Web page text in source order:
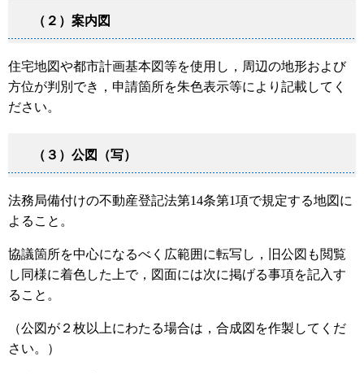
（２）案内図
住宅地図や都市計画基本図等を使用し，周辺の地形および
方位が判別でき，申請箇所を朱色表示等により記載してく
ださい。
（３）公図（写）
法務局備付けの不動産登記法第14条第1項で規定する地図に
よること。
協議箇所を中心になるべく広範囲に転写し，旧公図も閲覧
し同様に着色した上で，図面には次に掲げる事項を記入す
ること。
（公図が２枚以上にわたる場合は，合成図を作製してくだ
さい。）